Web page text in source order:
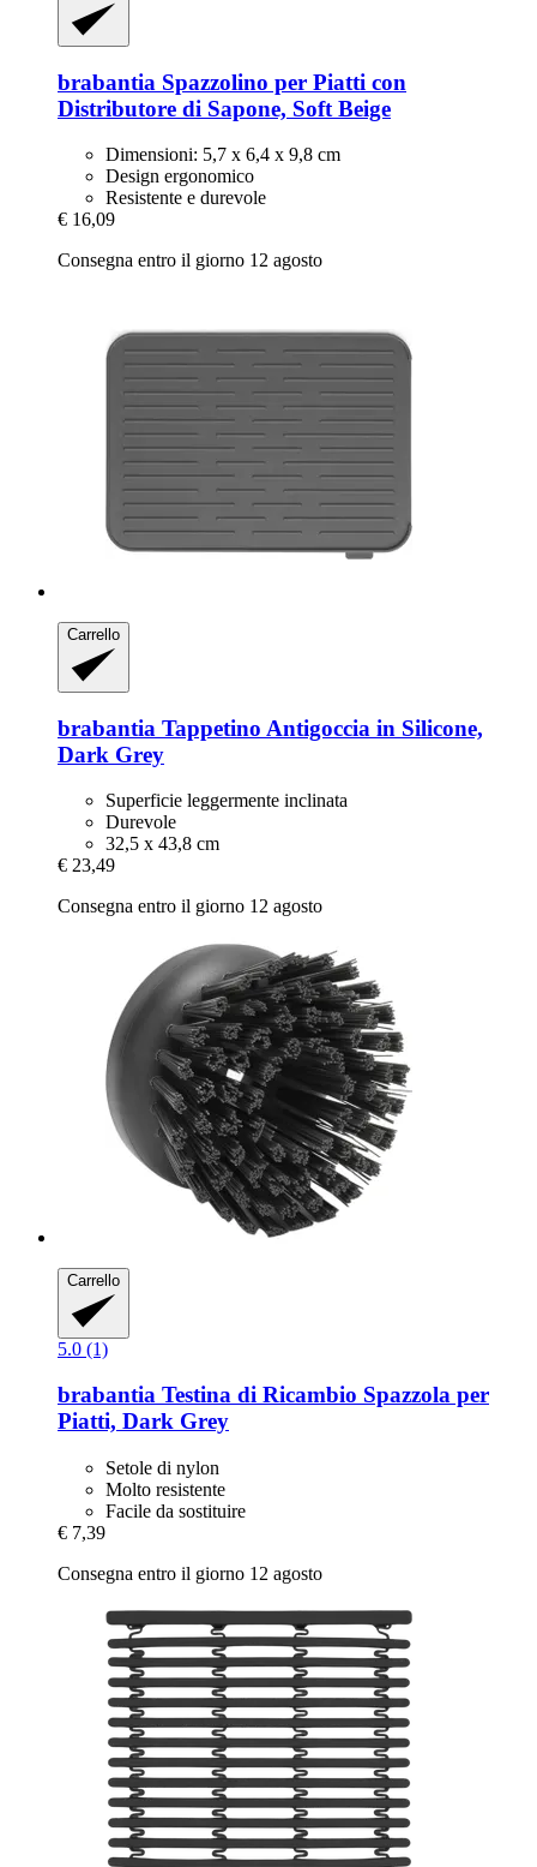
brabantia Spazzolino per Piatti con
Distributore di Sapone, Soft Beige
Dimensioni: 5,7 x 6,4 x 9,8 cm
Design ergonomico
Resistente e durevole
€ 16,09
Consegna entro il giorno 12 agosto
Carrello
brabantia Tappetino Antigoccia in Silicone,
Dark Grey
Superficie leggermente inclinata
Durevole
32,5 x 43,8 cm
€ 23,49
Consegna entro il giorno 12 agosto
Carrello
5.0 (1)
brabantia Testina di Ricambio Spazzola per
Piatti, Dark Grey
Setole di nylon
Molto resistente
Facile da sostituire
€ 7,39
Consegna entro il giorno 12 agosto